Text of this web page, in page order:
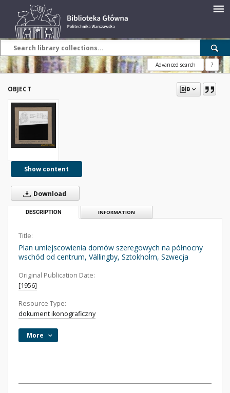
Advanced search ?
OBJECT
Show content
Download
DESCRIPTION INFORMATION
Title:
Plan umiejscowienia domów szeregowych na północny
wschód od centrum, Vällingby, Sztokholm, Szwecja
Original Publication Date:
[1956]
Resource Type:
dokument ikonograficzny
More